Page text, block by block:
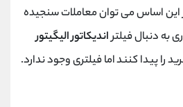
اساس می توان معاملات سنجیده
به دنبال فیلتراندیکاتور الیگیتور
را پیدا کنند اما فیلتری وجود ندارد.